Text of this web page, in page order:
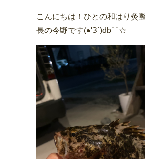
こんにちは！ひとの和はり灸
長の今野です(●'З`)db⌒☆